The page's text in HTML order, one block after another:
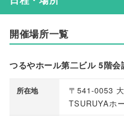
開催場所一覧
つるやホール第二ビル 5階会
所在地
〒541-0053
TSURUYAホ